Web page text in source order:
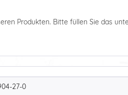
Produkten. Bitte füllen Sie das